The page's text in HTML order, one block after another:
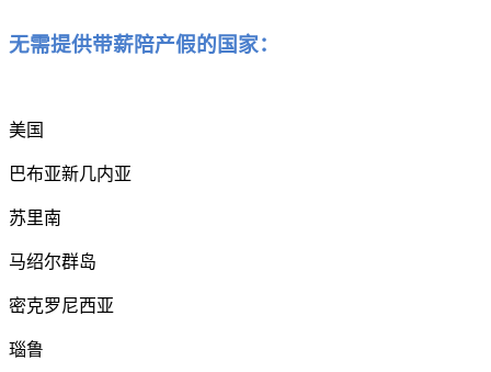
无需提供带薪陪产假的国家：
美国
巴布亚新几内亚
苏里南
马绍尔群岛
密克罗尼西亚
瑙鲁